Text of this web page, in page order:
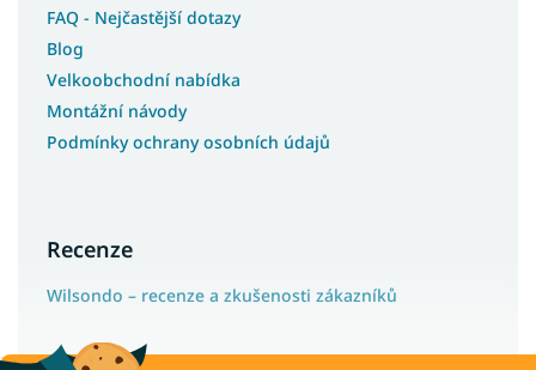
FAQ - Nejčastější dotazy
Blog
Velkoobchodní nabídka
Montážní návody
Podmínky ochrany osobních údajů
Recenze
Wilsondo – recenze a zkušenosti zákazníků